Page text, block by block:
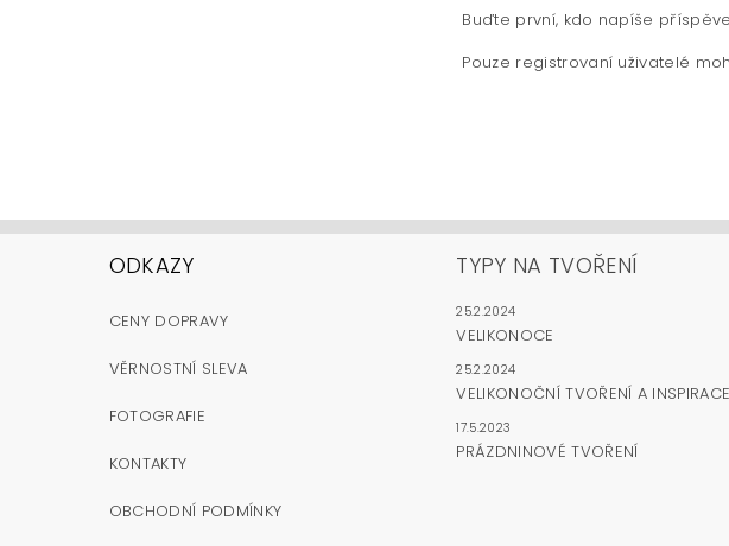
Buďte první, kdo napíše
Pouze registrovaní uživatelé
ODKAZY
CENY DOPRAVY
VĚRNOSTNÍ SLEVA
FOTOGRAFIE
KONTAKTY
OBCHODNÍ PODMÍNKY
TYPY NA TVOŘENÍ
25.2.2024
VELIKONOCE
25.2.2024
VELIKONOČNÍ TVOŘENÍ A INSPIRACE
17.5.2023
PRÁZDNINOVÉ TVOŘENÍ